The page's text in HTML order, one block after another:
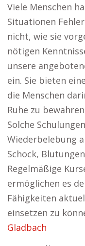
Viele Menschen
Situationen
nicht, wie sie
nötigen
unsere
ein. Sie bieten
die Menschen
Ruhe zu
Solche
Wiederbelebung
Schock,
Regelmäßige
ermöglichen es
Fähigkeiten
einsetzen zu
Gladbach